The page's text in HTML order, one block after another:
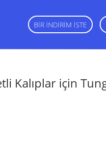
BIR İNDIRIM İSTE
Kalıplar için